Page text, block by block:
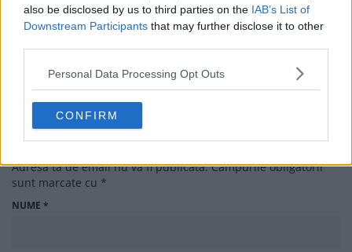
also be disclosed by us to third parties on the IAB’s List of
Downstream Participants that may further disclose it to other
Personal Data Processing Opt Outs
CONFIRM
20 de rețete de salate de vară fără prelucrare
LASĂ UN RĂSPUNS
Adresa ta de email nu va fi publicată. Câmpurile obligatorii
sunt marcate cu *
NUME *